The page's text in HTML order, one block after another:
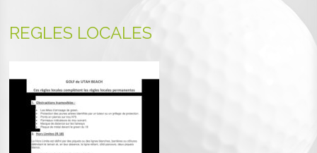
REGLES LOCALES